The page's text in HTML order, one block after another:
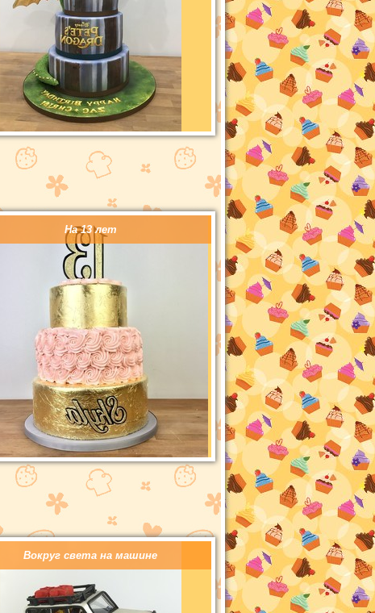
На 13 лет
Вокруг света на машине